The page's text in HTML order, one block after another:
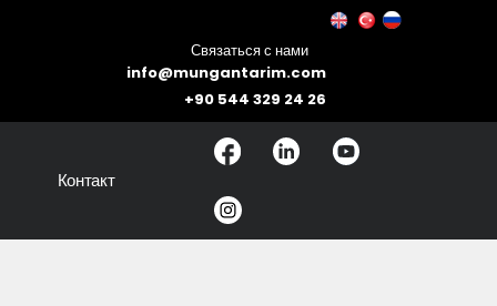
Связаться с нами
info@mungantarim.com
+90 544 329 24 26
Контакт